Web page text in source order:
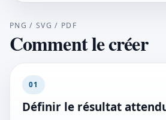
PNG / SVG / PDF
Comment le créer
01
Définir le résultat